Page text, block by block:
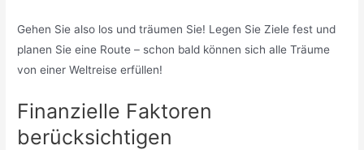
Gehen Sie also los und träumen Sie! Legen Sie Ziele fest und
planen Sie eine Route – schon bald können sich alle Träume
von einer Weltreise erfüllen!
Finanzielle Faktoren
berücksichtigen